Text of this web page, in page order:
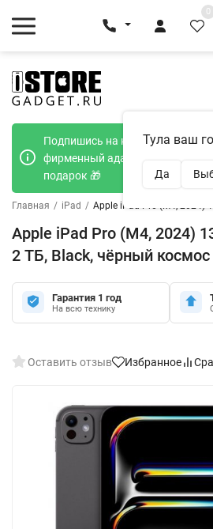
0
Тула ваш
Да
Подпишись на наш телеграмм
фирменный адаптер Type-C 20W
подарок 🎁
Главная / iPad / Apple iPad Pro (M4, 2024)
Apple iPad Pro (M4, 2024)
2 ТБ, Black, чёрный космос
Гарантия 1 год
На всю технику
Оставить отзыв Избранное